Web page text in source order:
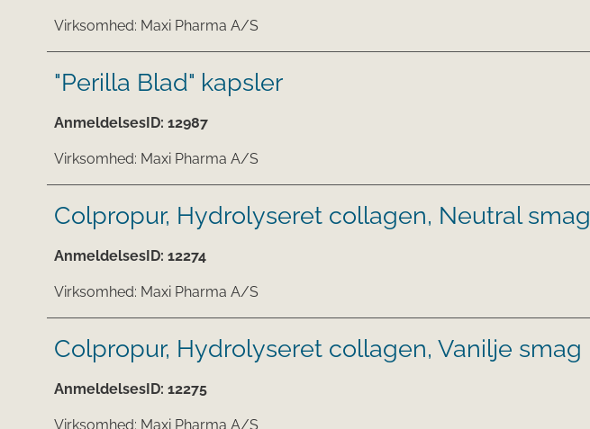
Virksomhed: Maxi Pharma A/S
"Perilla Blad" kapsler
AnmeldelsesID: 12987
Virksomhed: Maxi Pharma A/S
Colpropur, Hydrolyseret collagen, Neutral smag
AnmeldelsesID: 12274
Virksomhed: Maxi Pharma A/S
Colpropur, Hydrolyseret collagen, Vanilje smag
AnmeldelsesID: 12275
Virksomhed: Maxi Pharma A/S